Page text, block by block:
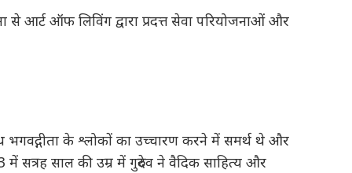
आर्ट ऑफ लिविंग द्वारा प्रदत्त सेवा परियोजनाओं और
भगवद्गीता के श्लोकों का उच्चारण करने में समर्थ थे और
सत्रह साल की उम्र में गुरुदेव ने वैदिक साहित्य और